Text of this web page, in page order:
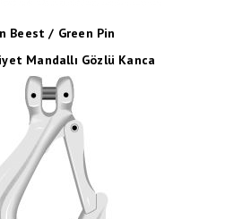
Beest / Green Pin
Mandallı Gözlü Kanca